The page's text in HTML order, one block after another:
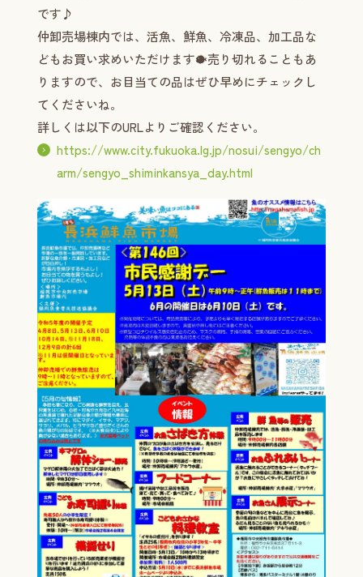
です♪
仲卸売場棟内では、活魚、鮮魚、冷凍品、加工品な
どもお買い求めいただけます🐡売り切れることもあ
りますので、お目当ての品はぜひ早めにチェックし
てくださいね。
詳しくは以下のURLよりご確認ください。
https://www.city.fukuoka.lg.jp/nosui/sengyo/ch
arm/sengyo_shiminkansya_day.html